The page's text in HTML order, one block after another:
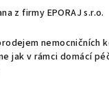
z firmy EPORAJ s.r.o.
nemocničních
jak v rámci domácí